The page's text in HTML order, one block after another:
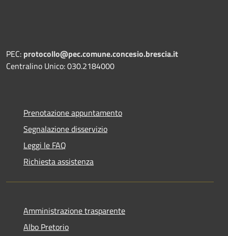
PEC: protocollo@pec.comune.concesio.brescia.it
Centralino Unico: 030.2184000
Prenotazione appuntamento
Segnalazione disservizio
Leggi le FAQ
Richiesta assistenza
Amministrazione trasparente
Albo Pretorio